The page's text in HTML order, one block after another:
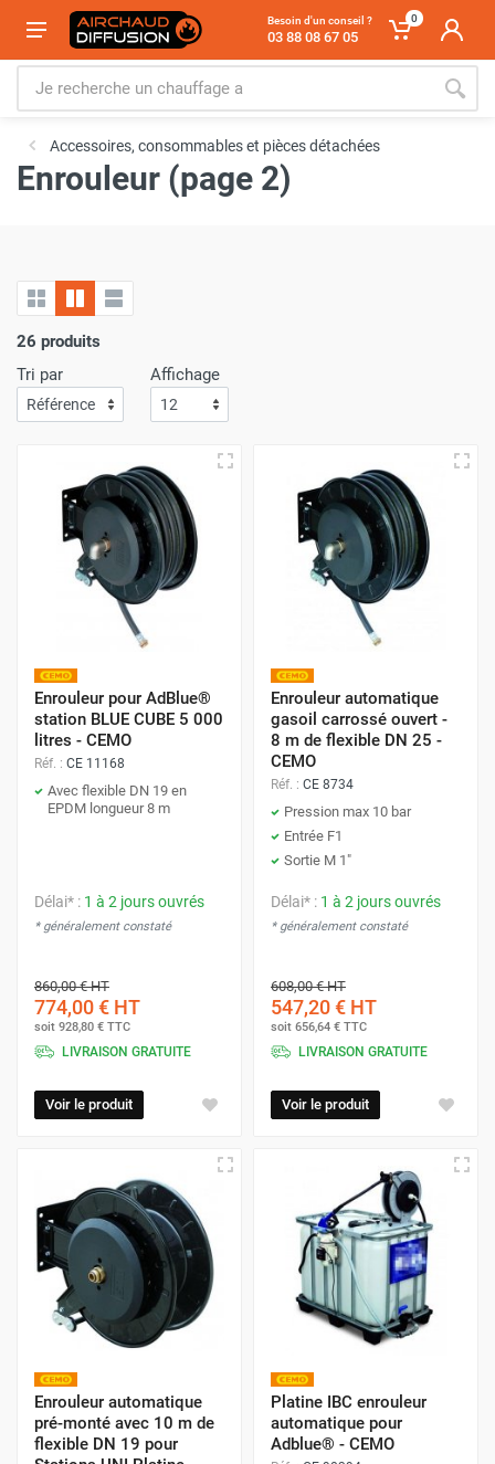
Besoin d'un conseil ?
03 88 08 67 05
0
Accessoires, consommables et pièces détachées
Enrouleur (page 2)
26 produits
Tri par
Affichage
Enrouleur pour AdBlue®
station BLUE CUBE 5 000
litres - CEMO
Réf. : CE 11168
Avec flexible DN 19 en
EPDM longueur 8 m
Délai* : 1 à 2 jours ouvrés
* généralement constaté
860,00 €HT
774,00 € HT
soit 928,80 € TTC
LIVRAISON GRATUITE
Voir le produit
Enrouleur automatique
gasoil carrossé ouvert -
8 m de flexible DN 25 -
CEMO
Réf. : CE 8734
Pression max 10 bar
Entrée F1
Sortie M 1"
Délai* : 1 à 2 jours ouvrés
* généralement constaté
608,00 €HT
547,20 € HT
soit 656,64 € TTC
LIVRAISON GRATUITE
Voir le produit
Enrouleur automatique
pré-monté avec 10 m de
flexible DN 19 pour
Platine IBC enrouleur
automatique pour
Adblue® - CEMO